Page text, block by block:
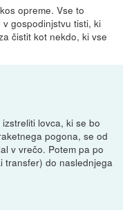
opreme. Vse to
gospodinjstvu tisti, ki
čistit kot nekdo, ki vse
lovca, ki se bo
pogona, se od
v vrečo. Potem pa po
transfer) do naslednjega